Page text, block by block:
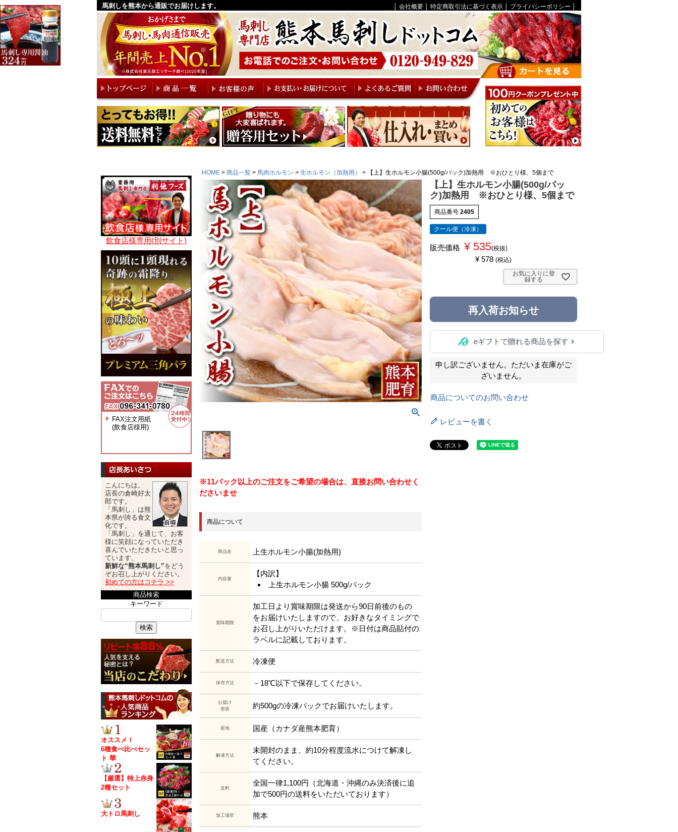
馬刺しを熊本から通販でお届けします。 会社概要 特定商取引法に基づく表示 プライバシーポリシー
飲食店様専用(別サイト)
FAX注文用紙
(飲食店様用)
こんにちは。
店長の倉崎好太
郎です。
「馬刺し」は熊
本県が誇る食文
化です。
「馬刺し」を通じて、お客
様に笑顔になっていただき
喜んでいただきたいと思っ
ています。
新鮮な“熊本馬刺し”をどう
ぞお召し上がりください。
初めての方はコチラ >>
商品検索
キーワード
検索
オススメ！
6種食べ比べセッ
ト 華
【厳選】特上赤身
2種セット
大トロ馬刺し
HOME 商品一覧 馬肉ホルモン 生ホルモン（加熱用） 【上】生ホルモン小腸(500g/パック)加熱用 ※おひとり様、5個まで
※11パック以上のご注文をご希望の場合は、直接お問い合わせく
ださいませ
商品について
商品名 上生ホルモン小腸(加熱用)
内容量
【内訳】
上生ホルモン小腸 500g/パック
賞味期限
加工日より賞味期限は発送から90日前後のもの
をお届けいたしますので、お好きなタイミングで
お召し上がりいただけます。※日付は商品貼付の
ラベルに記載しております。
配送方法 冷凍便
保存方法 －18℃以下で保存してください。
お届け
形状
約500gの冷凍パックでお届けいたします。
産地 国産（カナダ産熊本肥育）
解凍方法
未開封のまま、約10分程度流水につけて解凍し
てください。
送料
全国一律1,100円（北海道・沖縄のみ決済後に追
加で500円の送料をいただいております）
加工場所 熊本
【上】生ホルモン小腸(500g/パッ
ク)加熱用 ※おひとり様、5個まで
商品番号 2405
クール便（冷凍）
販売価格 ¥ 535 税抜
¥ 578 税込
お気に入りに登
録する
再入荷お知らせ
eギフトで贈れる商品を探す
申し訳ございません。ただいま在庫がご
ざいません。
商品についてのお問い合わせ
レビューを書く